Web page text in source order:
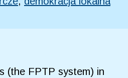
(the FPTP system) in